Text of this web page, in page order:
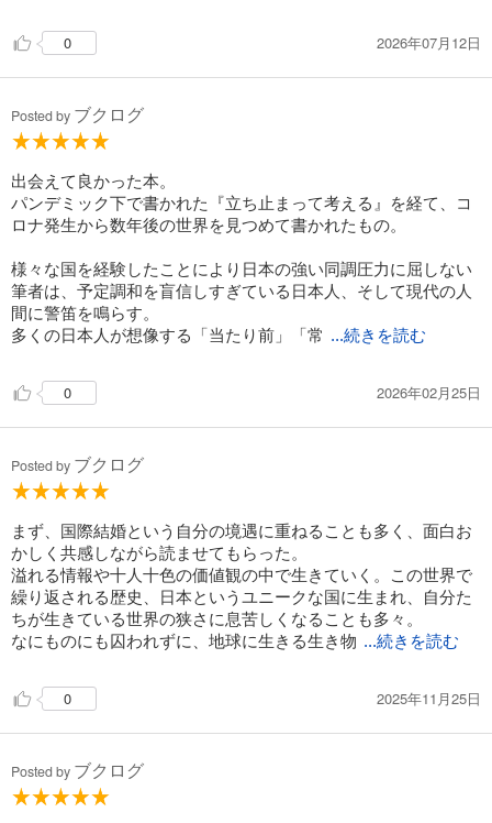
0 2026年07月12日
Posted by ブクログ
出会えて良かった本。
パンデミック下で書かれた『立ち止まって考える』を経て、コ
ロナ発生から数年後の世界を見つめて書かれたもの。
様々な国を経験したことにより日本の強い同調圧力に屈しない
筆者は、予定調和を盲信しすぎている日本人、そして現代の人
間に警笛を鳴らす。
多くの日本人が想像する「当たり前」「常 ...続きを読む
0 2026年02月25日
Posted by ブクログ
まず、国際結婚という自分の境遇に重ねることも多く、面白お
かしく共感しながら読ませてもらった。
溢れる情報や十人十色の価値観の中で生きていく。この世界で
繰り返される歴史、日本というユニークな国に生まれ、自分た
ちが生きている世界の狭さに息苦しくなることも多々。
なにものにも囚われずに、地球に生きる生き物 ...続きを読む
0 2025年11月25日
Posted by ブクログ